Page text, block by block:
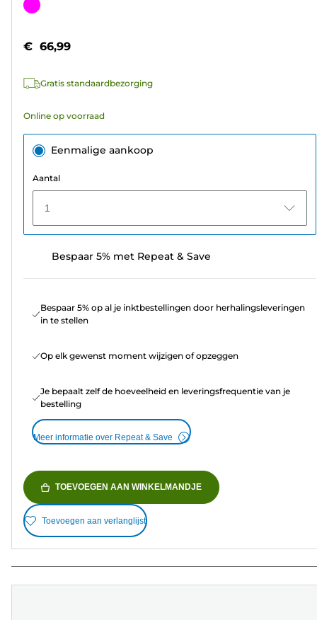
van
sterren.
Kleurencartridge
€ 66,99
Gratis standaardbezorging
Online op voorraad
Eenmalige aankoop
Aantal
1
Bespaar 5% met Repeat & Save
Bespaar 5% op al je inktbestellingen door herhalingsleveringen
in te stellen
Op elk gewenst moment wijzigen of opzeggen
Je bepaalt zelf de hoeveelheid en leveringsfrequentie van je
bestelling
Meer informatie over Repeat & Save
TOEVOEGEN AAN WINKELMANDJE
Toevoegen aan verlanglijst